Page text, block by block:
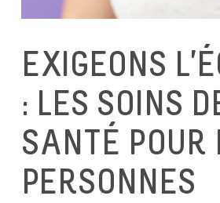
EXIGEONS
: LES SOINS
SANTÉ POUR
PERSONNES